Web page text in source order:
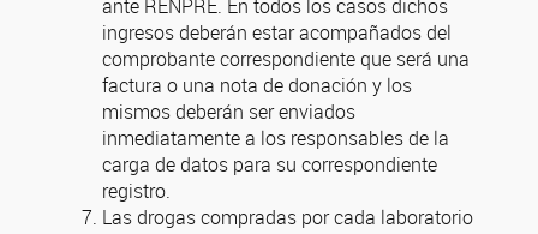
ante RENPRE. En todos los casos dichos
ingresos deberán estar acompañados del
comprobante correspondiente que será una
factura o una nota de donación y los
mismos deberán ser enviados
inmediatamente a los responsables de la
carga de datos para su correspondiente
registro.
Las drogas compradas por cada laboratorio